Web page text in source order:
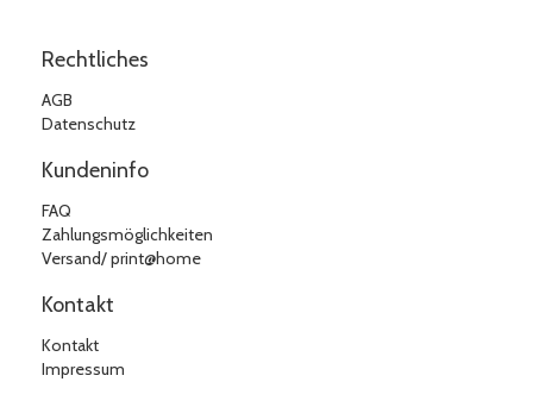
Rechtliches
AGB
Datenschutz
Kundeninfo
FAQ
Zahlungsmöglichkeiten
Versand/ print@home
Kontakt
Kontakt
Impressum